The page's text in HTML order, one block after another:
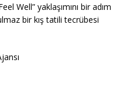
Well” yaklaşımını bir adım
bir kış tatili tecrübesi